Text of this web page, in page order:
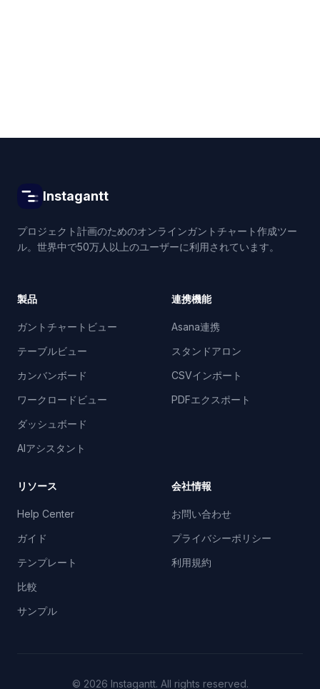
Instagantt
プロジェクト計画のためのオンラインガントチャート作成ツー
ル。世界中で50万人以上のユーザーに利用されています。
製品
ガントチャートビュー
テーブルビュー
カンバンボード
ワークロードビュー
ダッシュボード
AIアシスタント
連携機能
Asana連携
スタンドアロン
CSVインポート
PDFエクスポート
リソース
Help Center
ガイド
テンプレート
比較
サンプル
会社情報
お問い合わせ
プライバシーポリシー
利用規約
© 2026 Instagantt. All rights reserved.